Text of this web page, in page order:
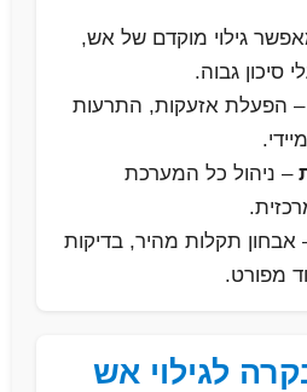
גילוי מוקדם של אש,
סיכון גבוה.
– הפעלת אזעקות, התרעות
– ניהול כל המערכת
אבחון תקלות מהיר, בדיקות
מפורט.
לגילוי אש